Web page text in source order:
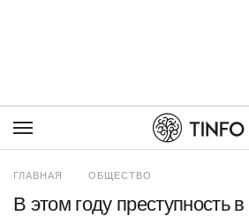
ГЛАВНАЯ ОБЩЕСТВО
В этом году преступность